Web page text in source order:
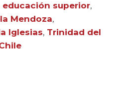
educación superior,
Mendoza,
Iglesias, Trinidad del